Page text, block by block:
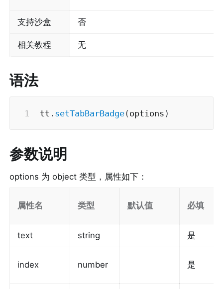
支持沙盒 否
相关教程 无
语法
tt . setTabBarBadge( options )
参数说明
options 为 object 类型，属性如下：
属性名 类型 默认值 必填
text string 是
index number 是